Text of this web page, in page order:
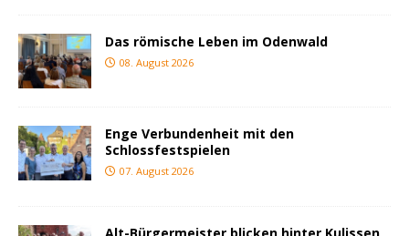
Das römische Leben im Odenwald
08. August 2026
Enge Verbundenheit mit den
Schlossfestspielen
07. August 2026
Alt-Bürgermeister blicken hinter Kulissen